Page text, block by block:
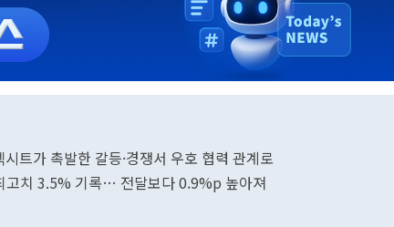
트가 촉발한 갈등·경쟁서 우호 협력 관계로
고치 3.5% 기록… 전달보다 0.9%p 높아져